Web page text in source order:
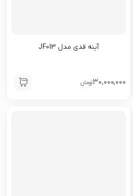
آینه قدی مدل JF013
۳۰,۰۰۰,۰۰۰تومان